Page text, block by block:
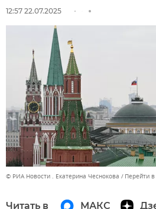
12:57 22.07.2025
© РИА Новости . Екатерина Чеснокова Перейти
Читать в МАКС